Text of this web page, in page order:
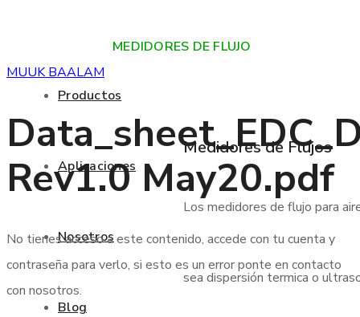
Productos
Aplicaciones
Nosotros
Blog
MEDIDORES DE FLUJO
Medidores de Flujos
Los medidores de flujo para
sea dispersión termica o
MUUK BAALAM
Rev1.0 May20.pdf
No tienes acceso a este contenido, accede con tu cuenta y
contraseña para verlo, si esto es un error ponte en contacto
con nosotros.